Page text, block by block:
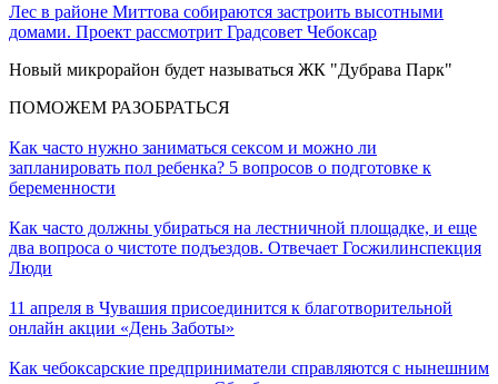
Лес в районе Миттова собираются застроить высотными
домами. Проект рассмотрит Градсовет Чебоксар
Новый микрорайон будет называться ЖК "Дубрава Парк"
ПОМОЖЕМ РАЗОБРАТЬСЯ
Как часто нужно заниматься сексом и можно ли
запланировать пол ребенка? 5 вопросов о подготовке к
беременности
Как часто должны убираться на лестничной площадке, и еще
два вопроса о чистоте подъездов. Отвечает Госжилинспекция
Люди
11 апреля в Чувашия присоединится к благотворительной
онлайн акции «День Заботы»
Как чебоксарские предприниматели справляются с нынешним